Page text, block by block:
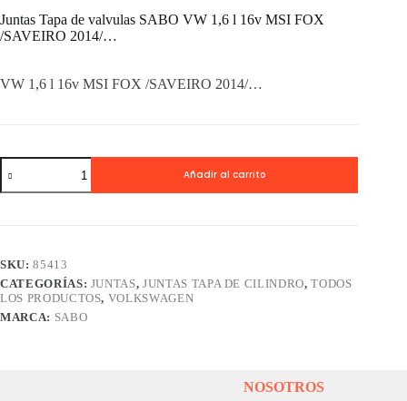
Juntas Tapa de valvulas SABO VW 1,6 l 16v MSI FOX
/SAVEIRO 2014/…
VW 1,6 l 16v MSI FOX /SAVEIRO 2014/…
Juntas
Tapa
de
l
16v
MSI
FOX
Añadir al carrito
SKU:85413
CATEGORÍAS: JUNTAS,JUNTAS TAPA DE CILINDRO,TODOS
LOS PRODUCTOS, VOLKSWAGEN
MARCA: SABO
NOSOTROS